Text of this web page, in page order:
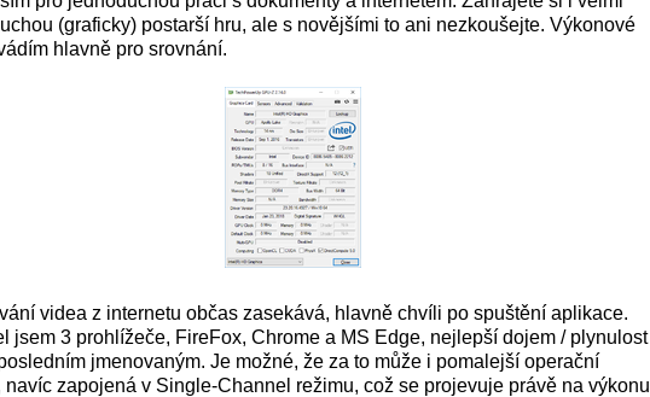
(graficky) postarší hru, ale s novějšími to ani nezkoušejte. Výkonové
hlavně pro srovnání.
videa z internetu občas zasekává, hlavně chvíli po spuštění aplikace.
jsem 3 prohlížeče, FireFox, Chrome a MS Edge, nejlepší dojem / plynulost
jmenovaným. Je možné, že za to může i pomalejší operační
navíc zapojená v Single-Channel režimu, což se projevuje právě na výkonu